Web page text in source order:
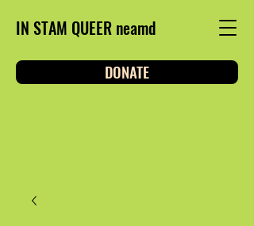
IN STAM QUEER neamd
DONATE